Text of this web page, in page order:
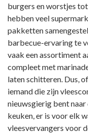
burgers en worstjes
hebben veel
pakketten
barbecue-ervaring te
vaak een assortiment
compleet met
laten schitteren. Dus,
iemand die zijn
nieuwsgierig bent
keuken, er is voor elk
vleesvervangers voor